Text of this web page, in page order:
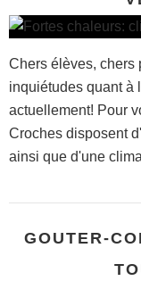
Chers élèves, chers
inquiétudes quant à
actuellement! Pour
Croches disposent
ainsi que d'une
GOUTER-